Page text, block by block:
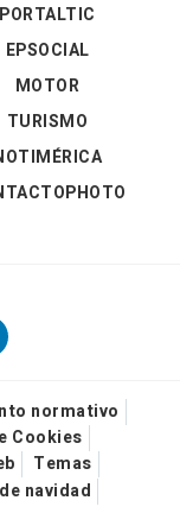
PORTALTIC
EPSOCIAL
MOTOR
TURISMO
normativo
Cookies
Temas
navidad